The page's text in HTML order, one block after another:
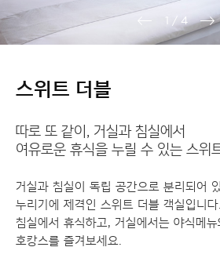
/ 4
스위트 더블
따로 또 같이, 거실과 침실에서
여유로운 휴식을 누릴 수 있는 스위
거실과 침실이 독립 공간으로 분리되어
누리기에 제격인 스위트 더블 객실입니다.
침실에서 휴식하고, 거실에서는 야식메
호캉스를 즐겨보세요.